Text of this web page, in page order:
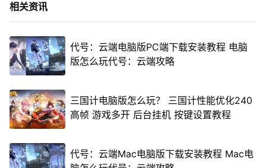
相关资讯
代号：云端电脑版PC端下载安装教程 电脑
版怎么玩代号：云端攻略
三国计电脑版怎么玩？ 三国计性能优化240
高帧 游戏多开 后台挂机 按键设置教程
代号：云端Mac电脑版下载安装教程 Mac电